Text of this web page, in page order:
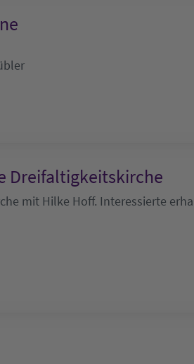
Dreifaltigkeitskirche
mit Hilke Hoff. Interessierte